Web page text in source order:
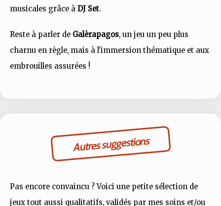
musicales grâce à DJ Set.
Reste à parler de Galèrapagos, un jeu un peu plus
charnu en règle, mais à l'immersion thématique et aux
embrouilles assurées !
Autres suggestions
Pas encore convaincu ? Voici une petite sélection de
jeux tout aussi qualitatifs, validés par mes soins et/ou